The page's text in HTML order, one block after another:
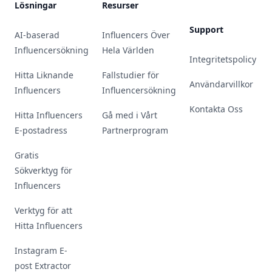
Lösningar
AI-baserad
Influencersökning
Hitta Liknande
Influencers
Hitta Influencers
E-postadress
Gratis
Sökverktyg för
Influencers
Verktyg för att
Hitta Influencers
Instagram E-
post Extractor
Resurser
Influencers Över
Hela Världen
Fallstudier för
Influencersökning
Gå med i Vårt
Partnerprogram
Support
Integritetspolicy
Användarvillkor
Kontakta Oss